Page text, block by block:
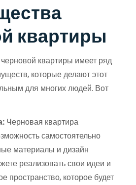
квартиры
квартиры имеет ряд
которые делают этот
для многих людей. Вот
Черновая квартира
самостоятельно
материалы и дизайн
реализовать свои идеи и
пространство, которое будет